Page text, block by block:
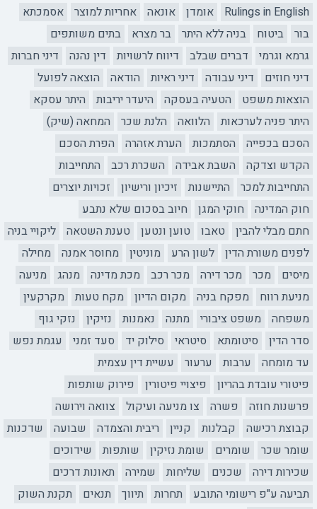
Rulings in English אומדן אונאה אחריות למוצר
אסמכתא
בור
ביטוח בניה ללא היתר בר מצרא
בתים משותפים
גרמא וגרמי
דברים שבלב דיווח לרשויות דין נהנה
דיני חברות
דיני חוזים
דיני עבודה דיני ראיות הודאה
הוצאה לפועל
הוצאות משפט
הטעיה בעסקה היעדר יריבות
היתר עסקא
היתר פניה לערכאות
הלוואה הלנת שכר
המחאה (שיק)
הסכם בכפייה
הסתמכות הערת אזהרה
הפרת הסכם
הקדש וצדקה
השבת אבידה השכרת רכב
התחייבות
התחייבות למכר
התיישנות זיכיון ורישיון
זכויות יוצרים
חוק המדינה
חוקי המגן
חיוב בסכום שלא נתבע
חתם מבלי להבין
טאבו טוען ונטען טענת השטאה
ליקויי בניה
לפנים משורת הדין
לשון הרע מוניטין מחוסר אמנה
מחילה
מיסים
מכר מכר דירה מכר רכב מכת מדינה מנהג
מניעה
מניעת רווח
מפקח בניה מקום הדיון מקח טעות
מקרקעין
משפחה
משפט ציבורי מתנה נאמנות נזיקין
נזקי גוף
סדר הדין
סיטומתא סיטראי סילוק יד סעד זמני
עגמת נפש
עד מומחה
ערבות ערעור
עשיית דין עצמית
פיטורי עובדת בהריון
פיצויי פיטורין
פירוק שותפות
פרשנות חוזה
פשרה צו מניעה ועיקול
צוואה וירושה
קבוצת רכישה
קבלנות קניין ריבית והצמדה שבועה
שדכנות
שומר שכר
שומרים שומת נזיקין שותפות
שידוכים
שכירות דירה
שכנים שליחות שמירה
תאונות דרכים
תביעה ע"פ רישומי התובע
תחרות תיווך תנאים
תקנת השוק